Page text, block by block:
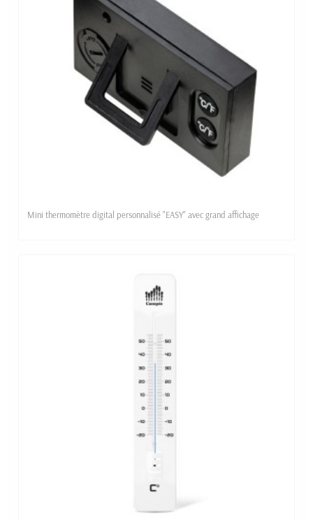
Mini thermomètre digital personnalisé "EASY" avec grand affichage